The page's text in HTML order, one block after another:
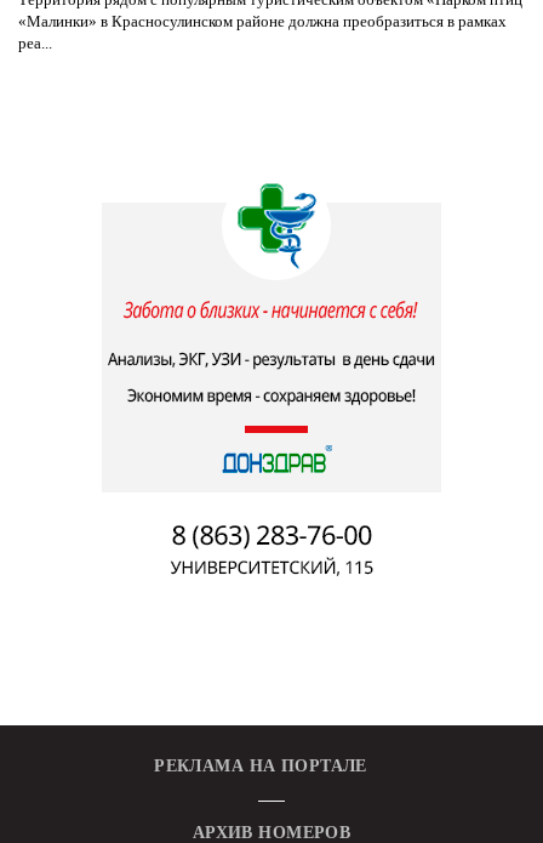
«Малинки» в Красносулинском районе должна преобразиться в рамках
реа...
РЕКЛАМА НА ПОРТАЛЕ
АРХИВ НОМЕРОВ